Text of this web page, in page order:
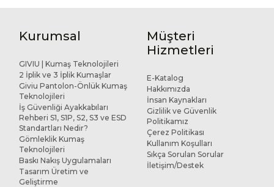
Kurumsal
GIVIU | Kumaş Teknolojileri
2 İplik ve 3 İplik Kumaşlar
Giviu Pantolon-Önlük Kumaş
Teknolojileri
İş Güvenliği Ayakkabıları
Rehberi S1, S1P, S2, S3 ve ESD
Standartları Nedir?
Gömleklik Kumaş
Teknolojileri
Baskı Nakış Uygulamaları
Tasarım Üretim ve
Geliştirme
Müşteri
Hizmetleri
E-Katalog
Hakkımızda
İnsan Kaynakları
Gizlilik ve Güvenlik
Politikamız
Çerez Politikası
Kullanım Koşulları
Sıkça Sorulan Sorular
İletişim/Destek